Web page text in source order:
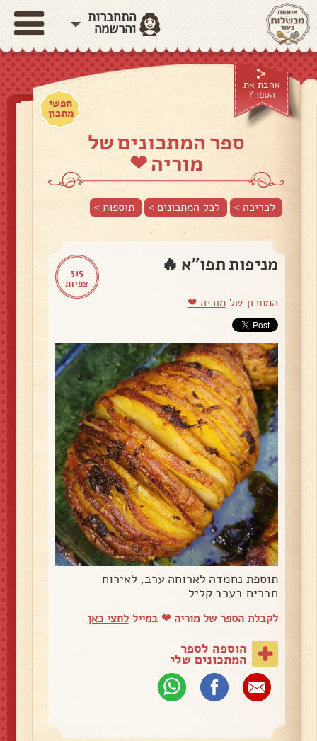
התחברות
והרשמה
אהבת את
הספר?
חפשי
מתכון
ספר המתכונים של
מוריה ❤
לכריכה > לכל המתכונים > תוספות>
315
צפיות
מניפות תפו"א 🔥
המתכון שלמוריה ❤
תוספת נחמדה לארוחה ערב, לאירוח
חברים בערב קליל
לקבלת הספר של מוריה ❤ במייללחצי כאן
הוספה לספר
המתכונים שלי